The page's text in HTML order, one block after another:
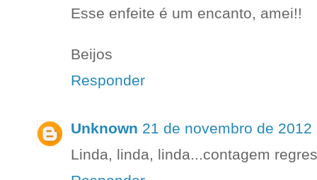
Esse enfeite é um encanto, amei!!
Beijos
Responder
Unknown 21 de novembro de 2012
Linda, linda, linda...contagem